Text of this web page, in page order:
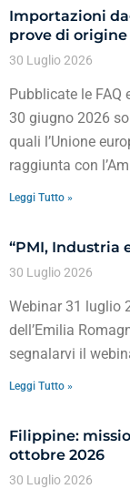
Importazioni
prove di
30 Luglio 2026
Pubblicate le FAQ
30 giugno 2026
quali l’Unione
raggiunta con
Leggi Tutto »
“PMI, Industria
30 Luglio 2026
Webinar 31 luglio
dell’Emilia
segnalarvi il
Leggi Tutto »
Filippine:
ottobre 2026
30 Luglio 2026